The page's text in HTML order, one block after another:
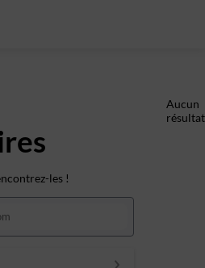
les !
Aucun
résultat